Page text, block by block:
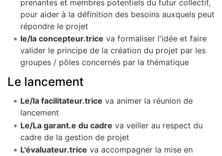
prenantes et membres potentiels du futur collectif,
pour aider à la définition des besoins auxquels peut
répondre le projet
le/la concepteur.trice va formaliser l'idée et faire
valider le principe de la création du projet par les
groupes / pôles concernés par la thématique
Le lancement
Le/la facilitateur.trice va animer la réunion de
lancement
Le/La garant.e du cadre va veiller au respect du
cadre de la gestion de projet
L'évaluateur.trice va accompagner la mise en